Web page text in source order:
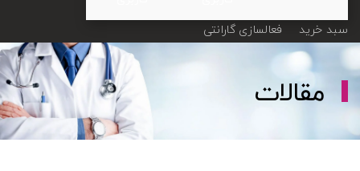
سبد خرید فعالسازی گارانتی
مقالات